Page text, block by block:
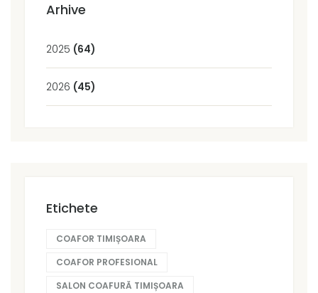
Arhive
2025 (64)
2026 (45)
Etichete
COAFOR TIMIȘOARA
COAFOR PROFESIONAL
SALON COAFURĂ TIMIȘOARA